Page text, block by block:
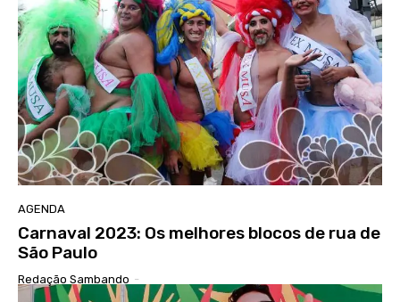
AGENDA
Carnaval 2023: Os melhores blocos de rua de
São Paulo
Redação Sambando -